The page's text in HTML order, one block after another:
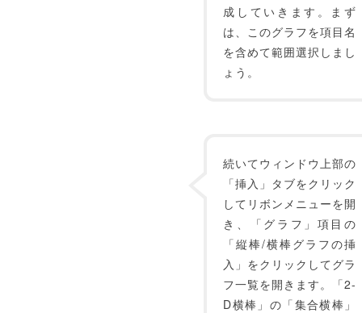
成していきます。まず
は、このグラフを項目名
を含めて範囲選択しまし
ょう。
続いてウィンドウ上部の
「挿入」タブをクリック
してリボンメニューを開
き、「グラフ」項目の
「縦棒/横棒グラフの挿
入」をクリックしてグラ
フ一覧を開きます。「2-
D横棒」の「集合横棒」